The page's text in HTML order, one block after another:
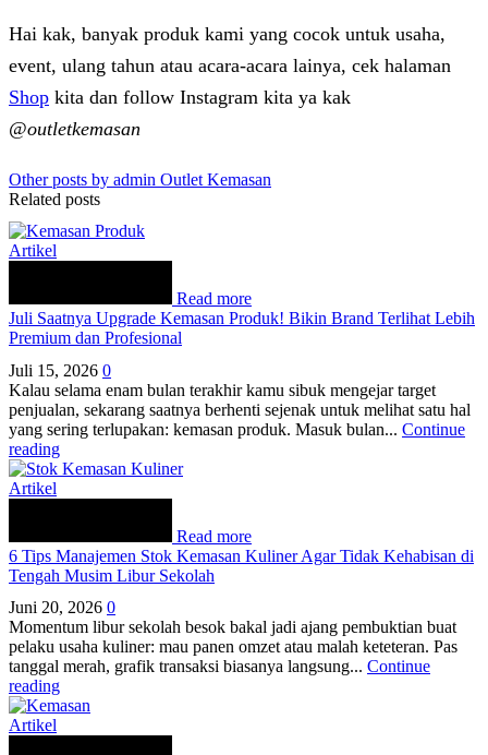
Hai kak, banyak produk kami yang cocok untuk usaha,
event, ulang tahun atau acara-acara lainya, cek halaman
Shop kita dan follow Instagram kita ya kak
@outletkemasan
Other posts by admin Outlet Kemasan
Related posts
Artikel
Read more
Juli Saatnya Upgrade Kemasan Produk! Bikin Brand Terlihat Lebih
Premium dan Profesional
Juli 15, 2026 0
Kalau selama enam bulan terakhir kamu sibuk mengejar target
penjualan, sekarang saatnya berhenti sejenak untuk melihat satu hal
yang sering terlupakan: kemasan produk. Masuk bulan... Continue
reading
Artikel
Read more
6 Tips Manajemen Stok Kemasan Kuliner Agar Tidak Kehabisan di
Tengah Musim Libur Sekolah
Juni 20, 2026 0
Momentum libur sekolah besok bakal jadi ajang pembuktian buat
pelaku usaha kuliner: mau panen omzet atau malah keteteran. Pas
tanggal merah, grafik transaksi biasanya langsung... Continue
reading
Artikel